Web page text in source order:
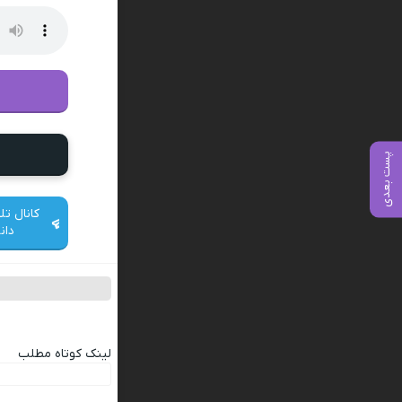
پست بعدی
کانال
لینک کوتاه مطلب